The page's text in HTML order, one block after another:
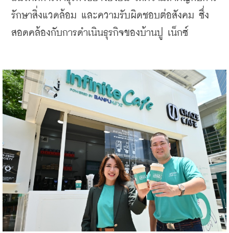
รักษาสิ่งแวดล้อม และความรับผิดชอบต่อสังคม ซึ่ง
สอดคล้องกับการดำเนินธุรกิจของบ้านปู เน็กซ์